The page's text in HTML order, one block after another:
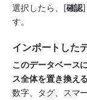
選択したら、[確認]
す。
インポートした
このデータベース
ス全体を置き換える
数字、タグ、スマ